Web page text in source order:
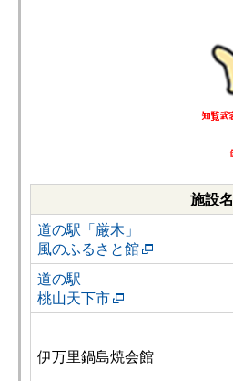
施設名
道の駅「厳木」
風のふるさと館
道の駅
桃山天下市
伊万里鍋島焼会館